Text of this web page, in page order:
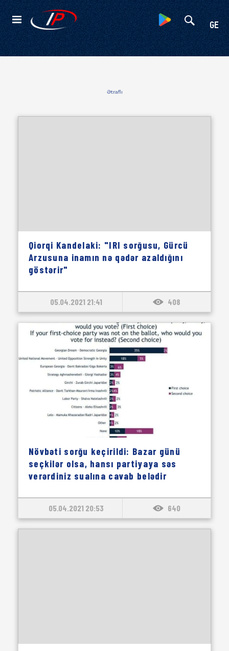
GE
Kateqoriyalar
Ətraflı
Qiorqi Kandelaki: "IRI sorğusu, Gürcü
Arzusuna inamın nə qədər azaldığını
göstərir"
05.04.2021 21:41 408
Növbəti sorğu keçirildi: Bazar günü
seçkilər olsa, hansı partiyaya səs
verərdiniz sualına cavab belədir
05.04.2021 20:53 640